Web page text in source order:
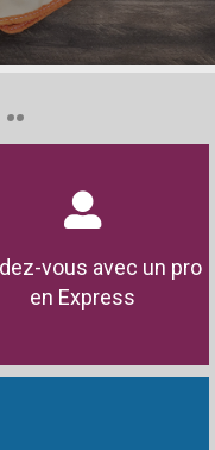
vous avec un pro
en Express